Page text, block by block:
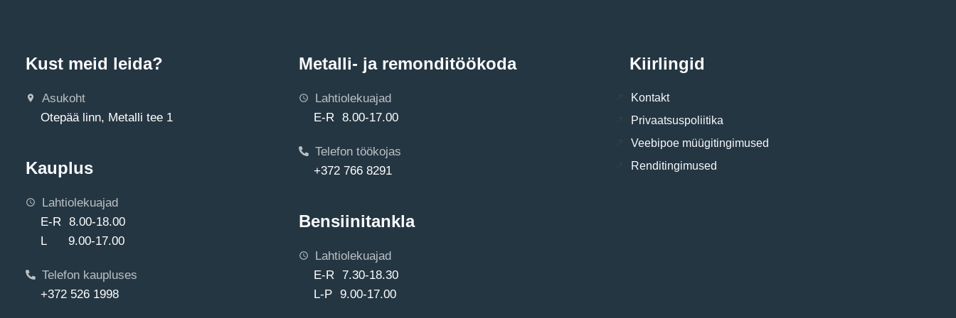
Kust meid leida?
Asukoht
Otepää linn, Metalli tee 1
Kauplus
Lahtiolekuajad
E-R 8.00-18.00
L 9.00-17.00
Telefon kaupluses
+372 526 1998
Metalli- ja remonditöökoda
Lahtiolekuajad
E-R 8.00-17.00
Telefon töökojas
+372 766 8291
Bensiinitankla
Lahtiolekuajad
E-R 7.30-18.30
L-P 9.00-17.00
Kiirlingid
Kontakt
Privaatsuspoliitika
Veebipoe müügitingimused
Renditingimused